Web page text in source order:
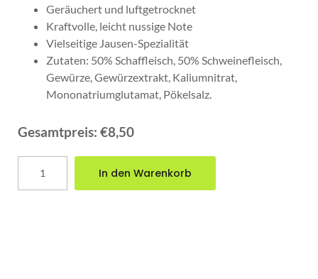
Geräuchert und luftgetrocknet
Kraftvolle, leicht nussige Note
Vielseitige Jausen-Spezialität
Zutaten: 50% Schaffleisch, 50% Schweinefleisch,
Gewürze, Gewürzextrakt, Kaliumnitrat,
Mononatriumglutamat, Pökelsalz.
8,50 inkl. MwSt
Gesamtpreis: €8,50
In den Warenkorb